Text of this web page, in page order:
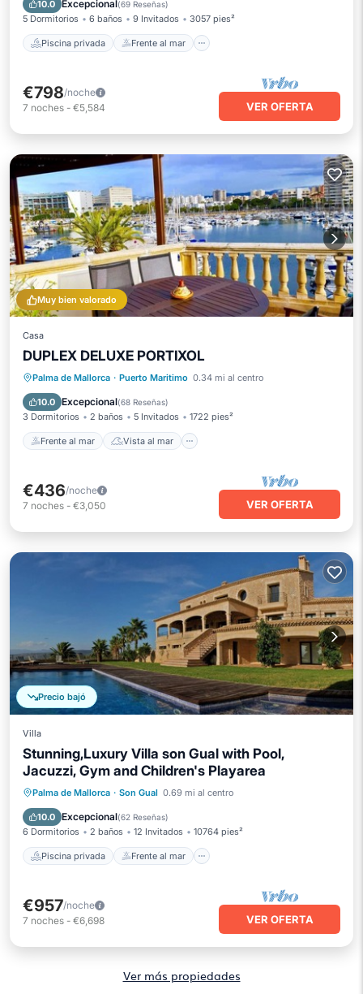
10.0 Excepcional(69 Reseñas)
5 Dormitorios 6 baños 9 Invitados 3057 pies²
Piscina privada Frente al mar
€798/noche
7 noches - €5,584 VER OFERTA
Muy bien valorado
Casa
DUPLEX DELUXE PORTIXOL
Palma de Mallorca · Puerto Maritimo 0.34 mi al centro
10.0 Excepcional(68 Reseñas)
3 Dormitorios 2 baños 5 Invitados 1722 pies²
Frente al mar Vista al mar
Frente al mar Vista al mar
Vistas
Cocina
€436/noche
7 noches - €3,050 VER OFERTA
Precio bajó
Villa
Stunning,Luxury Villa son Gual with Pool,
Jacuzzi, Gym and Children's Playarea
Palma de Mallorca · Son Gual 0.69 mi al centro
10.0 Excepcional(62 Reseñas)
6 Dormitorios 2 baños 12 Invitados 10764 pies²
Piscina privada Frente al mar
Piscina privada
Frente al mar
Bañera de hidromasaje
€957/noche
7 noches - €6,698 VER OFERTA
Ver más propiedades